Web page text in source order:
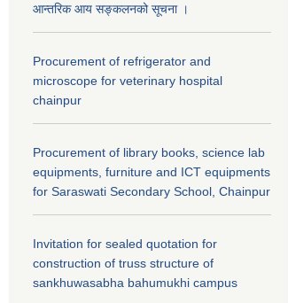
आन्तरिक आय सङ्कलनको सूचना ।
Procurement of refrigerator and
microscope for veterinary hospital
chainpur
Procurement of library books, science lab
equipments, furniture and ICT equipments
for Saraswati Secondary School, Chainpur
Invitation for sealed quotation for
construction of truss structure of
sankhuwasabha bahumukhi campus